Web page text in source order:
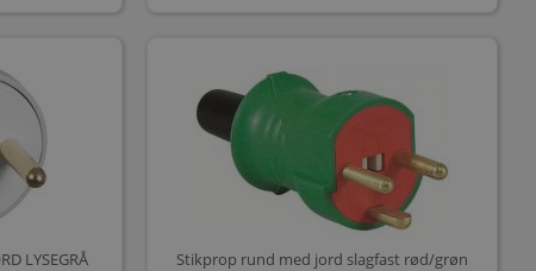
LYSEGRÅ Stikprop rund med jord slagfast rød/grøn